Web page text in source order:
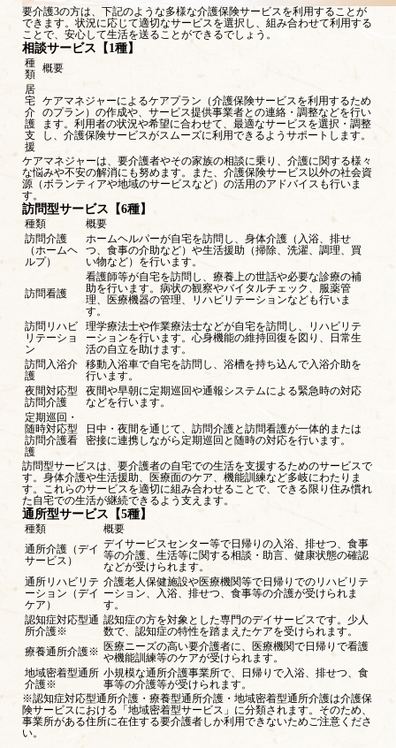
要介護3の方は、下記のような多様な介護保険サービスを利用することが
できます。状況に応じて適切なサービスを選択し、組み合わせて利用する
ことで、安心して生活を送ることができるでしょう。
相談サービス【1種】
種
類 概要
居
宅
介
護
支
援
ケアマネジャーによるケアプラン（介護保険サービスを利用するため
のプラン）の作成や、サービス提供事業者との連絡・調整などを行い
ます。利用者の状況や希望に合わせて、最適なサービスを選択・調整
し、介護保険サービスがスムーズに利用できるようサポートします。
ケアマネジャーは、要介護者やその家族の相談に乗り、介護に関する様々
な悩みや不安の解消にも努めます。また、介護保険サービス以外の社会資
源（ボランティアや地域のサービスなど）の活用のアドバイスも行いま
す。
訪問型サービス【6種】
種類
概要
訪問介護
（ホームヘ
ルプ）
ホームヘルパーが自宅を訪問し、身体介護（入浴、排せ
つ、食事の介助など）や生活援助（掃除、洗濯、調理、買
い物など）を行います。
訪問看護
看護師等が自宅を訪問し、療養上の世話や必要な診療の補
助を行います。病状の観察やバイタルチェック、服薬管
理、医療機器の管理、リハビリテーションなども行いま
す。
訪問リハビ
リテーショ
ン
理学療法士や作業療法士などが自宅を訪問し、リハビリテ
ーションを行います。心身機能の維持回復を図り、日常生
活の自立を助けます。
訪問入浴介
護
移動入浴車で自宅を訪問し、浴槽を持ち込んで入浴介助を
行います。
夜間対応型
訪問介護
夜間や早朝に定期巡回や通報システムによる緊急時の対応
などを行います。
定期巡回・
随時対応型
訪問介護看
護
日中・夜間を通じて、訪問介護と訪問看護が一体的または
密接に連携しながら定期巡回と随時の対応を行います。
訪問型サービスは、要介護者の自宅での生活を支援するためのサービスで
す。身体介護や生活援助、医療面のケア、機能訓練など多岐にわたりま
す。これらのサービスを適切に組み合わせることで、できる限り住み慣れ
た自宅での生活が継続できるよう支えます。
通所型サービス【5種】
種類
概要
通所介護（デイ
サービス）
デイサービスセンター等で日帰りの入浴、排せつ、食事
等の介護、生活等に関する相談・助言、健康状態の確認
などが受けられます。
通所リハビリテ
ーション（デイ
ケア）
介護老人保健施設や医療機関等で日帰りでのリハビリテ
ーション、入浴、排せつ、食事等の介護が受けられま
す。
認知症対応型通
所介護※
認知症の方を対象とした専門のデイサービスです。少人
数で、認知症の特性を踏まえたケアを受けられます。
療養通所介護※ 医療ニーズの高い要介護者に、医療機関で日帰りで看護
や機能訓練等のケアが受けられます。
地域密着型通所
介護※
小規模な通所介護事業所で、日帰りで入浴、排せつ、食
事等の介護等が受けられます。
※認知症対応型通所介護・療養型通所介護・地域密着型通所介護は介護保
険サービスにおける「地域密着型サービス」に分類されます。そのため、
事業所がある住所に在住する要介護者しか利用できないためご注意くださ
い。